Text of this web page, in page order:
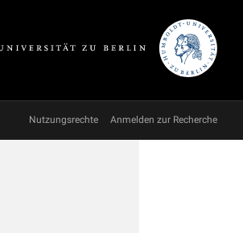
Nutzungsrechte Anmelden zur Recherche